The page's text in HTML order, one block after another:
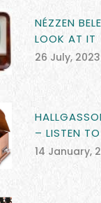
NÉZZEN
LOOK AT IT
26 July, 2023
– LISTEN
14 January,